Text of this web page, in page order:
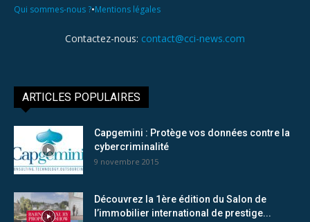
Qui sommes-nous ?•Mentions légales
Contactez-nous: contact@cci-news.com
ARTICLES POPULAIRES
Capgemini : Protège vos données contre la
cybercriminalité
9 novembre 2015
Découvrez la 1ère édition du Salon de
l’immobilier international de prestige...